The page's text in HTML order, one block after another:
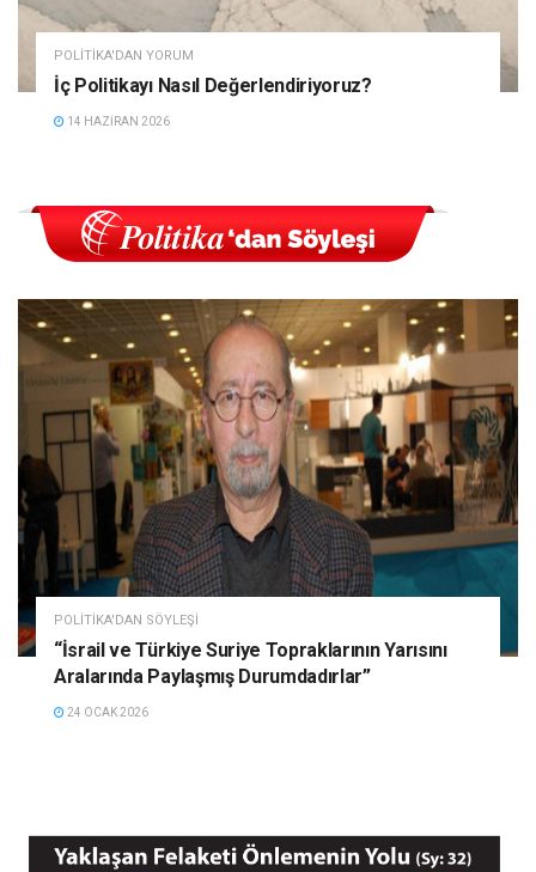
POLITIKA'DAN YORUM
İç Politikayı Nasıl Değerlendiriyoruz?
14 HAZIRAN 2026
POLITIKA'DAN SÖYLEŞI
“İsrail ve Türkiye Suriye Topraklarının Yarısını
Aralarında Paylaşmış Durumdadırlar”
24 OCAK 2026